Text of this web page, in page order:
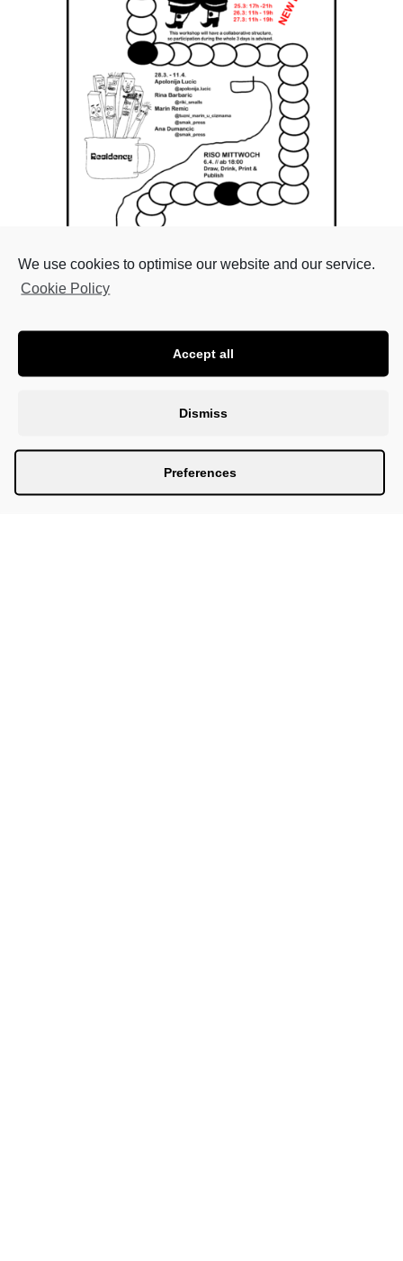
We use cookies to optimise our website and our service.
Cookie Policy
Accept all
Dismiss
Preferences